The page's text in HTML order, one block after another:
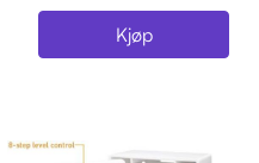
Kjøp